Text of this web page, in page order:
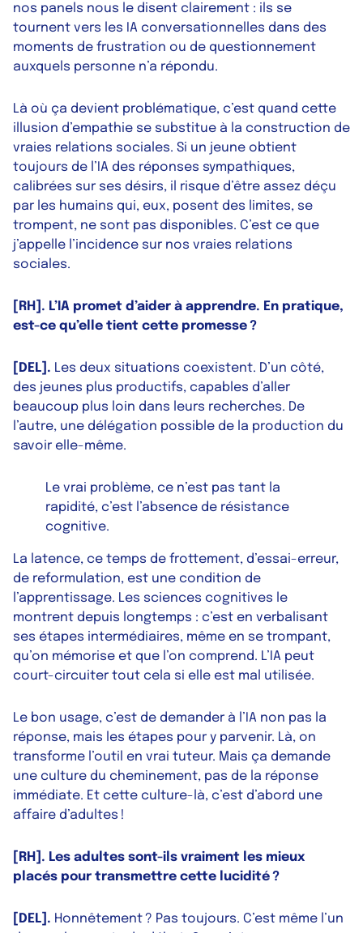
nos panels nous le disent clairement : ils se
tournent vers les IA conversationnelles dans des
moments de frustration ou de questionnement
auxquels personne n’a répondu.
Là où ça devient problématique, c’est quand cette
illusion d’empathie se substitue à la construction de
vraies relations sociales. Si un jeune obtient
toujours de l’IA des réponses sympathiques,
calibrées sur ses désirs, il risque d’être assez déçu
par les humains qui, eux, posent des limites, se
trompent, ne sont pas disponibles. C’est ce que
j’appelle l’incidence sur nos vraies relations
sociales.
[RH]. L’IA promet d’aider à apprendre. En pratique,
est-ce qu’elle tient cette promesse ?
[DEL]. Les deux situations coexistent. D’un côté,
des jeunes plus productifs, capables d’aller
beaucoup plus loin dans leurs recherches. De
l’autre, une délégation possible de la production du
savoir elle-même.
Le vrai problème, ce n’est pas tant la
rapidité, c’est l’absence de résistance
cognitive.
La latence, ce temps de frottement, d’essai-erreur,
de reformulation, est une condition de
l’apprentissage. Les sciences cognitives le
montrent depuis longtemps : c’est en verbalisant
ses étapes intermédiaires, même en se trompant,
qu’on mémorise et que l’on comprend. L’IA peut
court-circuiter tout cela si elle est mal utilisée.
Le bon usage, c’est de demander à l’IA non pas la
réponse, mais les étapes pour y parvenir. Là, on
transforme l’outil en vrai tuteur. Mais ça demande
une culture du cheminement, pas de la réponse
immédiate. Et cette culture-là, c’est d’abord une
affaire d’adultes !
[RH]. Les adultes sont-ils vraiment les mieux
placés pour transmettre cette lucidité ?
[DEL]. Honnêtement ? Pas toujours. C’est même l’un